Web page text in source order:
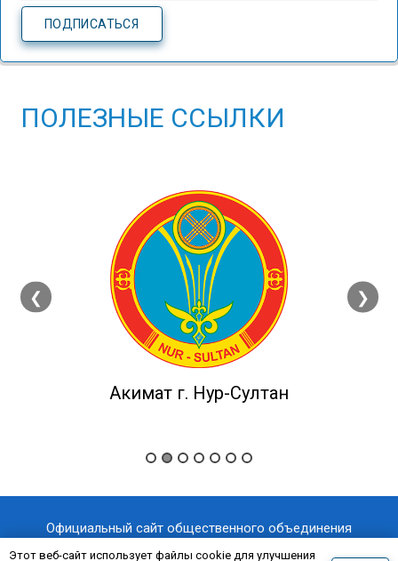
ПОЛЕЗНЫЕ ССЫЛКИ
❮
Акимат г. Нур-Султан
❯
Официальный сайт общественного объединения
«Казахстанский отраслевой профессиональный союз
Этот веб-сайт использует файлы cookie для улучшения